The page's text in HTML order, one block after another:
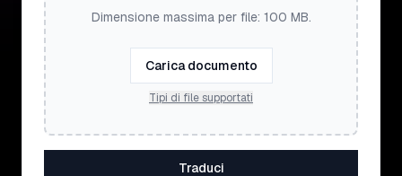
Dimensione massima per file: 100 MB.
Carica documento
Tipi di file supportati
Traduci